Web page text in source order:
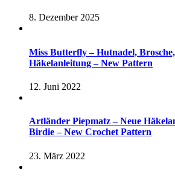
8. Dezember 2025
Miss Butterfly – Hutnadel,
Häkelanleitung – New Pattern
12. Juni 2022
Artländer Piepmatz – Neue
Birdie – New Crochet Pattern
23. März 2022